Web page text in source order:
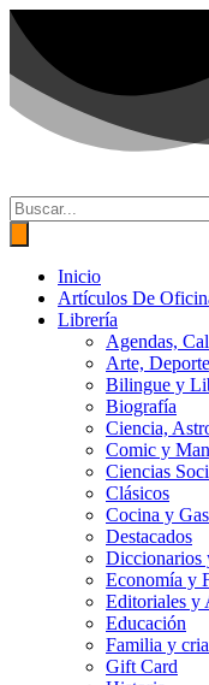
Ir
contenido
Búsqueda
de
productos
Inicio
Artículos De
Librería
Agendas,
Arte,
Bilingue y
Biografía
Ciencia,
Comic y
Ciencias
Clásicos
Cocina y
Destacados
Diccionarios
Economía y
Editoriales y
Educación
Familia y
Gift Card